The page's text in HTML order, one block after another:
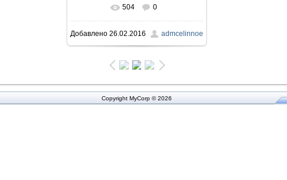
В реальном размере
326.9Kb
504 0
Добавлено 26.02.2016 admcelinnoe
Copyright MyCorp © 2026